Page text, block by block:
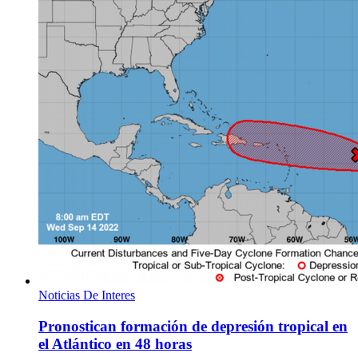
Noticias De Interes
Pronostican formación de depresión tropical en
el Atlántico en 48 horas